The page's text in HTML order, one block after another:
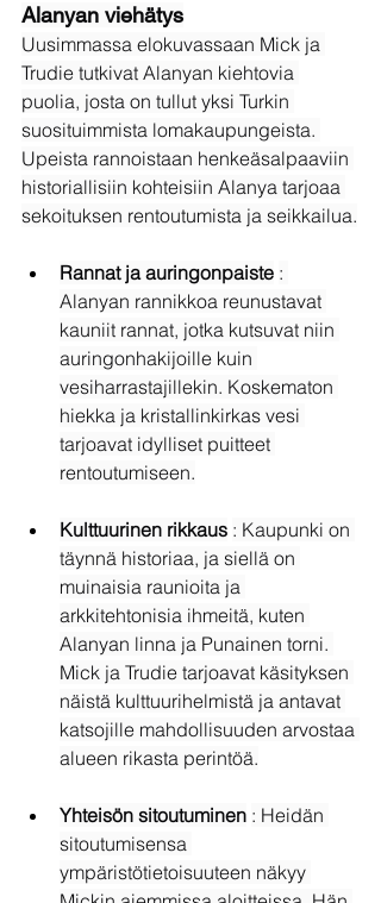
Alanyan viehätys
Uusimmassa elokuvassaan Mick ja
Trudie tutkivat Alanyan kiehtovia
puolia, josta on tullut yksi Turkin
suosituimmista lomakaupungeista.
Upeista rannoistaan henkeäsalpaaviin
historiallisiin kohteisiin Alanya tarjoaa
sekoituksen rentoutumista ja seikkailua.
Rannat ja auringonpaiste :
Alanyan rannikkoa reunustavat
kauniit rannat, jotka kutsuvat niin
auringonhakijoille kuin
vesiharrastajillekin. Koskematon
hiekka ja kristallinkirkas vesi
tarjoavat idylliset puitteet
rentoutumiseen.
Kulttuurinen rikkaus : Kaupunki on
täynnä historiaa, ja siellä on
muinaisia raunioita ja
arkkitehtonisia ihmeitä, kuten
Alanyan linna ja Punainen torni.
Mick ja Trudie tarjoavat käsityksen
näistä kulttuurihelmistä ja antavat
katsojille mahdollisuuden arvostaa
alueen rikasta perintöä.
Yhteisön sitoutuminen : Heidän
sitoutumisensa
ympäristötietoisuuteen näkyy